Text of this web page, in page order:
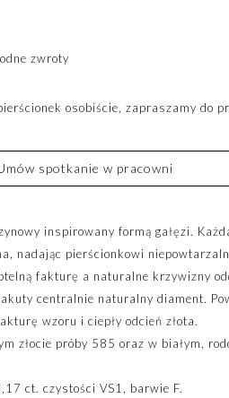
zwroty
osobiście, zapraszamy do
spotkanie w pracowni
inspirowany formą gałęzi.
nadając pierścionkowi
fakturę a naturalne krzywizny
centralnie naturalny diament.
wzoru i ciepły odcień złota.
złocie próby 585 oraz w białym,
ct. czystości VS1, barwie F.